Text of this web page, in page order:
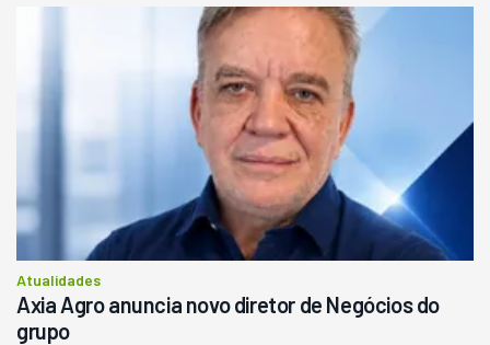
Atualidades
Axia Agro anuncia novo diretor de Negócios do
grupo